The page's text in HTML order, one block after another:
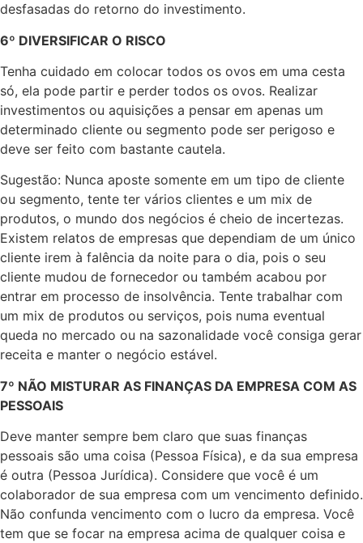
desfasadas do retorno do investimento.
6º DIVERSIFICAR O RISCO
Tenha cuidado em colocar todos os ovos em uma cesta
só, ela pode partir e perder todos os ovos. Realizar
investimentos ou aquisições a pensar em apenas um
determinado cliente ou segmento pode ser perigoso e
deve ser feito com bastante cautela.
Sugestão: Nunca aposte somente em um tipo de cliente
ou segmento, tente ter vários clientes e um mix de
produtos, o mundo dos negócios é cheio de incertezas.
Existem relatos de empresas que dependiam de um único
cliente irem à falência da noite para o dia, pois o seu
cliente mudou de fornecedor ou também acabou por
entrar em processo de insolvência. Tente trabalhar com
um mix de produtos ou serviços, pois numa eventual
queda no mercado ou na sazonalidade você consiga gerar
receita e manter o negócio estável.
7º NÃO MISTURAR AS FINANÇAS DA EMPRESA COM AS
PESSOAIS
Deve manter sempre bem claro que suas finanças
pessoais são uma coisa (Pessoa Física), e da sua empresa
é outra (Pessoa Jurídica). Considere que você é um
colaborador de sua empresa com um vencimento definido.
Não confunda vencimento com o lucro da empresa. Você
tem que se focar na empresa acima de qualquer coisa e